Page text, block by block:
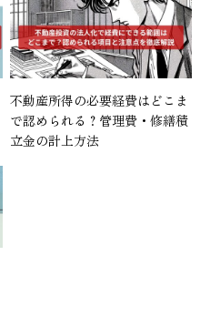
不動産所得の必要経費はどこま
で認められる？管理費・修繕積
立金の計上方法